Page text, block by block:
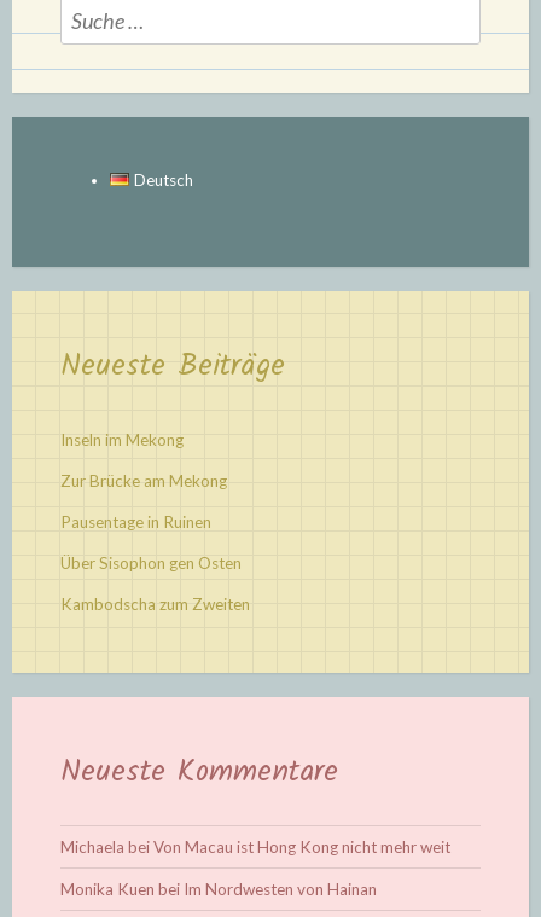
Suche
nach:
Deutsch
Neueste Beiträge
Inseln im Mekong
Zur Brücke am Mekong
Pausentage in Ruinen
Über Sisophon gen Osten
Kambodscha zum Zweiten
Neueste Kommentare
Michaela beiVon Macau ist Hong Kong nicht mehr weit
Monika Kuen bei Im Nordwesten von Hainan